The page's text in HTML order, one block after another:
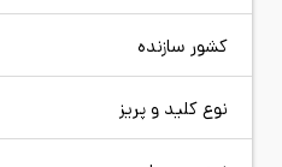
کشور سازنده
نوع کلید و پریز